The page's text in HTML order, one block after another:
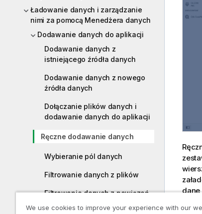
Ładowanie danych i zarządzanie
nimi za pomocą Menedżera danych
Dodawanie danych do aplikacji
Dodawanie danych z
istniejącego źródła danych
Dodawanie danych z nowego
źródła danych
Dołączanie plików danych i
dodawanie danych do aplikacji
Ręczne dodawanie danych
Wybieranie pól danych
Filtrowanie danych z plików
Filtrowanie danych z powiązań
We use cookies to improve your experience with our